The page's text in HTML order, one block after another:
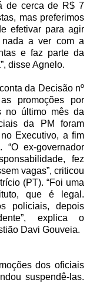
de cerca de R$ 7
mas preferimos
efetivar para agir
nada a ver com a
e faz parte da
disse Agnelo.
da Decisão nº
promoções por
no último mês da
da PM foram
Executivo, a fim
ex-governador
fez
vagas”, criticou
(PT). “Foi uma
que é legal.
policiais, depois
explica o
Davi Gouveia.
dos oficiais
suspendê-las.